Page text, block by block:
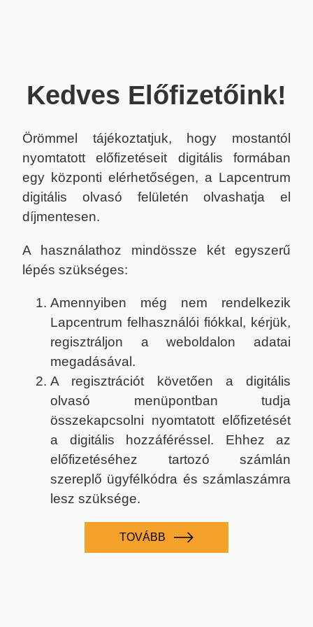
Kedves Előfizetőink!
Örömmel tájékoztatjuk, hogy mostantól
nyomtatott előfizetéseit digitális formában
egy központi elérhetőségen, a Lapcentrum
digitális olvasó felületén olvashatja el
díjmentesen.
A használathoz mindössze két egyszerű
lépés szükséges:
Amennyiben még nem rendelkezik
Lapcentrum felhasználói fiókkal, kérjük,
regisztráljon a weboldalon adatai
megadásával.
A regisztrációt követően a digitális
olvasó menüpontban tudja
összekapcsolni nyomtatott előfizetését
a digitális hozzáféréssel. Ehhez az
előfizetéséhez tartozó számlán
szereplő ügyfélkódra és számlaszámra
lesz szüksége.
TOVÁBB